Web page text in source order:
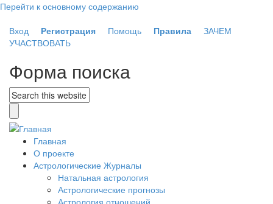
Перейти к основному содержанию
Вход
Регистрация Помощь Правила
ЗАЧЕМ
УЧАСТВОВАТЬ
Форма поиска
Главная
О проекте
Астрологические Журналы
Натальная астрология
Астрологические прогнозы